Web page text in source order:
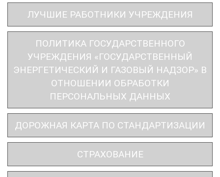
ЛУЧШИЕ РАБОТНИКИ УЧРЕЖДЕНИЯ
ПОЛИТИКА ГОСУДАРСТВЕННОГО
УЧРЕЖДЕНИЯ «ГОСУДАРСТВЕННЫЙ
ЭНЕРГЕТИЧЕСКИЙ И ГАЗОВЫЙ НАДЗОР» В
ОТНОШЕНИИ ОБРАБОТКИ
ПЕРСОНАЛЬНЫХ ДАННЫХ
ДОРОЖНАЯ КАРТА ПО СТАНДАРТИЗАЦИИ
СТРАХОВАНИЕ